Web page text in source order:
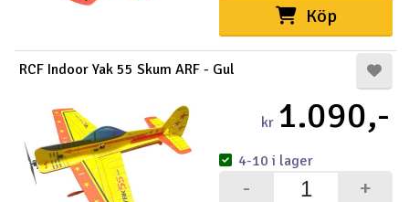
Köp
RCF Indoor Yak 55 Skum ARF - Gul
kr 1.090,-
+
-
4-10 i lager